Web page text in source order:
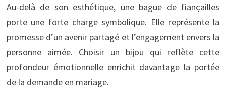
Au-delà de son esthétique, une bague de fiançailles
porte une forte charge symbolique. Elle représente la
promesse d’un avenir partagé et l’engagement envers la
personne aimée. Choisir un bijou qui reflète cette
profondeur émotionnelle enrichit davantage la portée
de la demande en mariage.